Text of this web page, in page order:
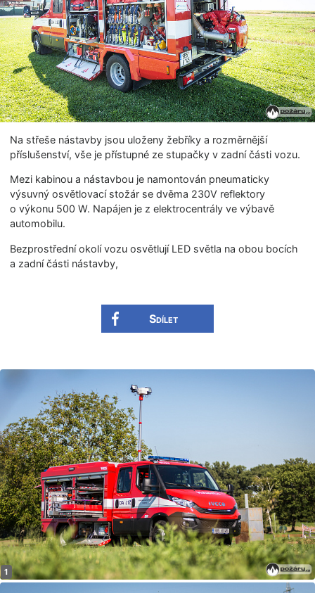
Na střeše nástavby jsou uloženy žebříky a rozměrnější
příslušenství, vše je přístupné ze stupačky v zadní části vozu.
Mezi kabinou a nástavbou je namontován pneumaticky
výsuvný osvětlovací stožár se dvěma 230V reflektory
o výkonu 500 W. Napájen je z elektrocentrály ve výbavě
automobilu.
Bezprostřední okolí vozu osvětlují LED světla na obou bocích
a zadní části nástavby,
Sdílet